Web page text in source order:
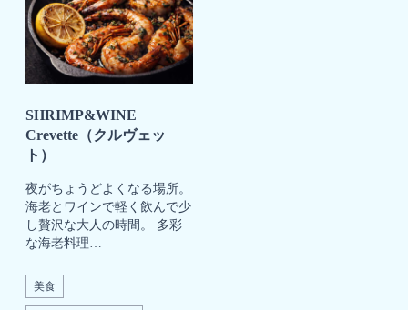
SHRIMP&WINE
Crevette（クルヴェッ
ト）
夜がちょうどよくなる場所。
海老とワインで軽く飲んで少
し贅沢な大人の時間。 多彩
な海老料理…
美食